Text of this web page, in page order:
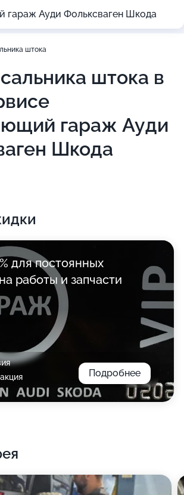
Ауди Фольксваген Шкода
штока
штока в
гараж Ауди
Шкода
для постоянных
работы и запчасти
Подробнее